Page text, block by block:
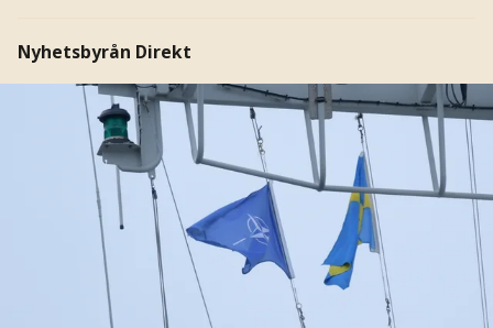
Nyhetsbyrån Direkt